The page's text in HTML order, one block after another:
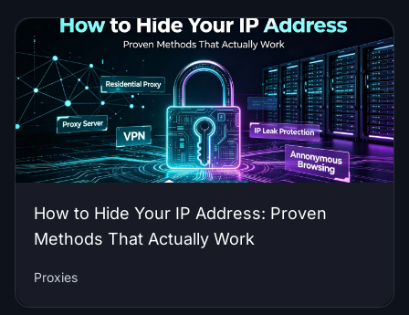
How to Hide Your IP Address: Proven
Methods That Actually Work
Proxies